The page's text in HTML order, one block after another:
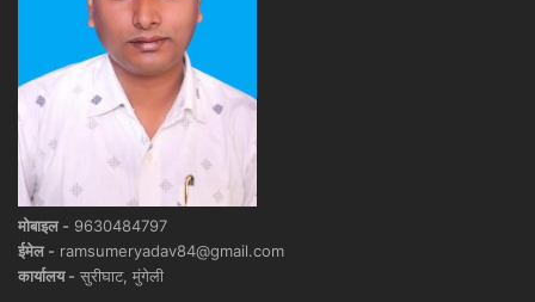
मोबाइल - 9630484797
ईमेल - ramsumeryadav84@gmail.com
कार्यालय - सुरीघाट, मुंगेली